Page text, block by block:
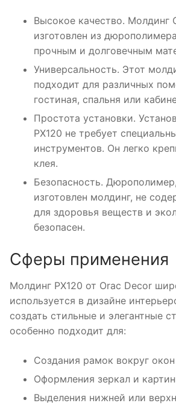
Высокое качество. Молдинг
изготовлен из
прочным и долговечным
Универсальность. Этот
подходит для различных
гостиная, спальня или
Простота установки.
PX120 не требует
инструментов. Он легко
клея.
Безопасность.
изготовлен молдинг, не
для здоровья веществ и
безопасен.
Сферы применения
Молдинг PX120 от Orac Decor
используется в дизайне
создать стильные и элегантные
особенно подходит для:
Создания рамок вокруг
Оформления зеркал и
Выделения нижней или